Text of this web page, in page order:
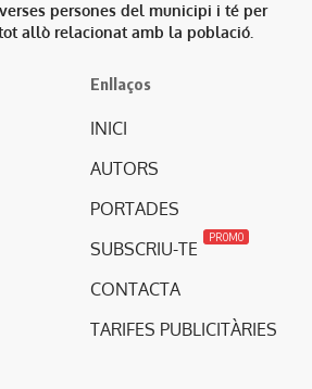
persones del municipi i té per
allò relacionat amb la població.
Enllaços
INICI
AUTORS
PORTADES
SUBSCRIU-TE
PROMO
CONTACTA
TARIFES PUBLICITÀRIES